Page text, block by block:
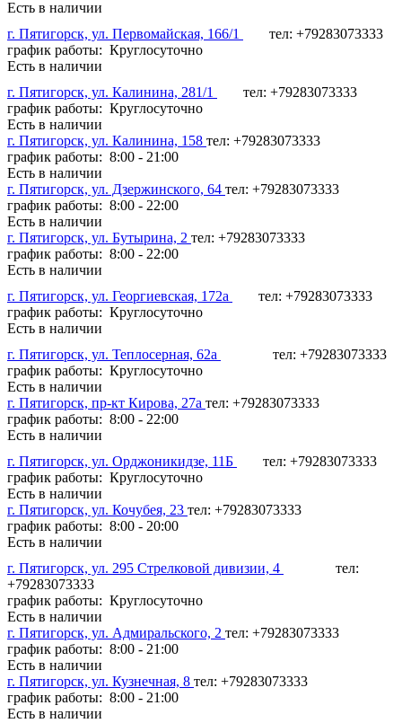
Есть в наличии
г. Пятигорск, ул. Первомайская, 166/1
тел: +79283073333
график работы: Круглосуточно
Есть в наличии
г. Пятигорск, ул. Калинина, 281/1
тел: +79283073333
график работы: Круглосуточно
Есть в наличии
г. Пятигорск, ул. Калинина, 158 тел: +79283073333
график работы: 8:00 - 21:00
Есть в наличии
г. Пятигорск, ул. Дзержинского, 64 тел: +79283073333
график работы: 8:00 - 22:00
Есть в наличии
г. Пятигорск, ул. Бутырина, 2 тел: +79283073333
график работы: 8:00 - 22:00
Есть в наличии
г. Пятигорск, ул. Георгиевская, 172а
тел: +79283073333
график работы: Круглосуточно
Есть в наличии
г. Пятигорск, ул. Теплосерная, 62а
тел: +79283073333
график работы: Круглосуточно
Есть в наличии
г. Пятигорск, пр-кт Кирова, 27а тел: +79283073333
график работы: 8:00 - 22:00
Есть в наличии
г. Пятигорск, ул. Орджоникидзе, 11Б
тел: +79283073333
график работы: Круглосуточно
Есть в наличии
г. Пятигорск, ул. Кочубея, 23 тел: +79283073333
график работы: 8:00 - 20:00
Есть в наличии
г. Пятигорск, ул. 295 Стрелковой дивизии, 4
тел:
+79283073333
график работы: Круглосуточно
Есть в наличии
г. Пятигорск, ул. Адмиральского, 2 тел: +79283073333
график работы: 8:00 - 21:00
Есть в наличии
г. Пятигорск, ул. Кузнечная, 8 тел: +79283073333
график работы: 8:00 - 21:00
Есть в наличии